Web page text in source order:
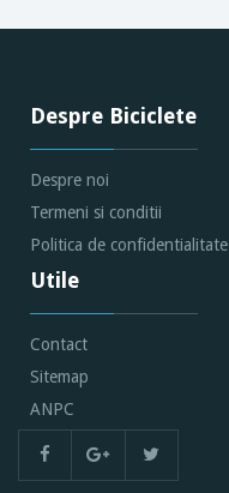
Despre Biciclete
Despre noi
Termeni si conditii
Politica de confidentialitate
Utile
Contact
Sitemap
ANPC